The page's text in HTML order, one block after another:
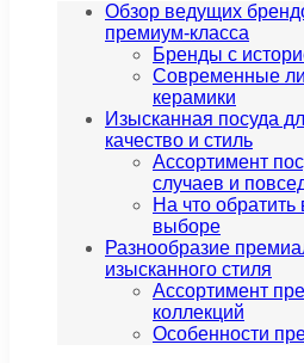
Обзор ведущих
премиум-класса
Бренды с
Современные
керамики
Изысканная посуда
качество и стиль
Ассортимент
случаев и
На что
выборе
Разнообразие
изысканного стиля
Ассортимент
коллекций
Особенности